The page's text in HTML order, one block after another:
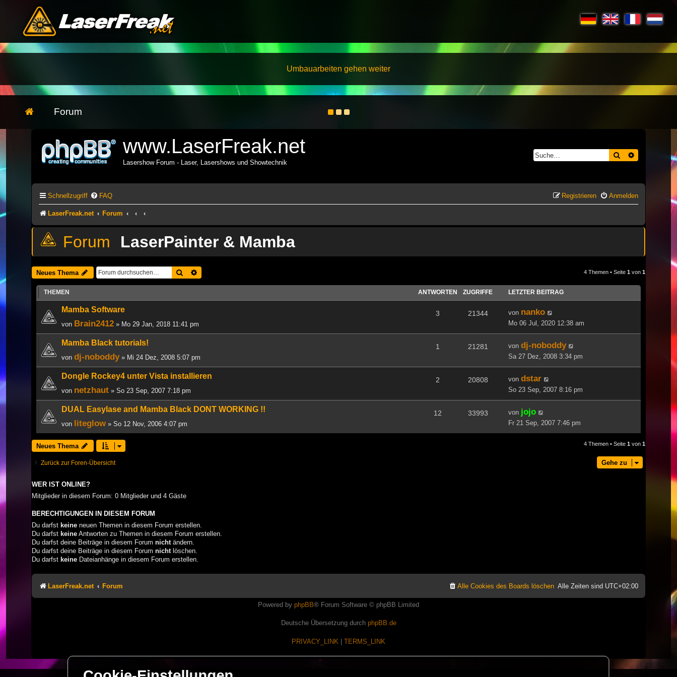
Umbauarbeiten gehen weiter
Forum
www.LaserFreak.net
Lasershow Forum - Laser, Lasershows und Showtechnik
Suche Erweiterte
Schnellzugriff FAQ Anmelden
Registrieren
LaserFreak.net Forum
LaserPainter & Mamba
Neues Thema Suche 4 Themen • Seite 1 von 1
THEMEN ANTWORTEN ZUGRIFFE LETZTER BEITRAG
Mamba Software
von Brain2412 » Mo 29 Jan, 2018 11:41 pm
3 21344 von nanko
Mo 06 Jul, 2020 12:38 am
Mamba Black tutorials!
von dj-noboddy» Mi 24 Dez, 2008 5:07 pm
1 21281 von dj-noboddy
Sa 27 Dez, 2008 3:34 pm
Dongle Rockey4 unter Vista installieren
von netzhaut » So 23 Sep, 2007 7:18 pm
2 20808 von dstar
So 23 Sep, 2007 8:16 pm
DUAL Easylase and Mamba Black DONT WORKING !!
von liteglow » So 12 Nov, 2006 4:07 pm
12 33993 von jojo
Fr 21 Sep, 2007 7:46 pm
Neues Thema 4 Themen • Seite 1 von 1
Zurück zur Foren-Übersicht Gehe zu
WER IST ONLINE?
Mitglieder in diesem Forum: 0 Mitglieder und 4 Gäste
BERECHTIGUNGEN IN DIESEM FORUM
Du darfst keine neuen Themen in diesem Forum erstellen.
Du darfst keine Antworten zu Themen in diesem Forum erstellen.
Du darfst deine Beiträge in diesem Forum nicht ändern.
Du darfst deine Beiträge in diesem Forum nicht löschen.
Du darfst keine Dateianhänge in diesem Forum erstellen.
LaserFreak.net Forum Alle Zeiten sind UTC+02:00
Alle Cookies des Boards löschen
Powered by phpBB® Forum Software © phpBB Limited
Deutsche Übersetzung durch phpBB.de
PRIVACY_LINK TERMS_LINK